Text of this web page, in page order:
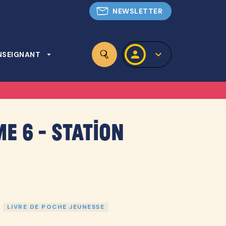
NEWSLETTER
personn keyboard_arrow_down
arrow_drop_down
search
6 - Station
LIVRE DE POCHE JEUNESSE